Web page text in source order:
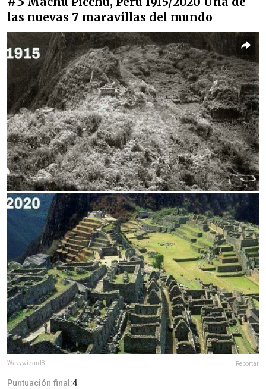
las nuevas 7 maravillas del mundo
Wavywizard8 Reportar
Puntuación final:4